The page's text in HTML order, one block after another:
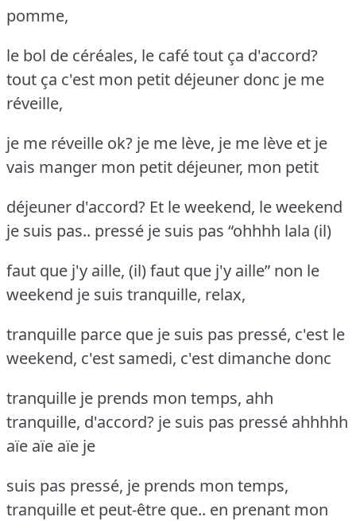
pomme,
le bol de céréales, le café tout ça d'accord?
tout ça c'est mon petit déjeuner donc je me
réveille,
je me réveille ok? je me lève, je me lève et je
vais manger mon petit déjeuner, mon petit
déjeuner d'accord? Et le weekend, le weekend
je suis pas.. pressé je suis pas “ohhhh lala (il)
faut que j'y aille, (il) faut que j'y aille” non le
weekend je suis tranquille, relax,
tranquille parce que je suis pas pressé, c'est le
weekend, c'est samedi, c'est dimanche donc
tranquille je prends mon temps, ahh
tranquille, d'accord? je suis pas pressé ahhhhh
aïe aïe aïe je
suis pas pressé, je prends mon temps,
tranquille et peut-être que.. en prenant mon